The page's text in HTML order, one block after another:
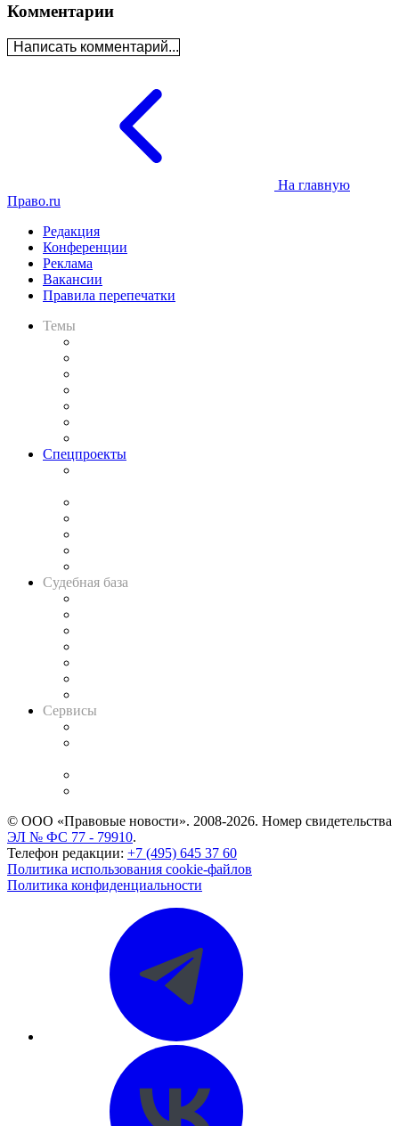
Комментарии
Написать комментарий...
На главную
Право.ru
Редакция
Конференции
Реклама
Вакансии
Правила перепечатки
Темы
Спецпроекты
Судебная база
Сервисы
© ООО «Правовые новости». 2008-2026. Номер свидетельства
ЭЛ № ФС 77 - 79910.
Телефон редакции: +7 (495) 645 37 60
Политика использования cookie-файлов
Политика конфиденциальности